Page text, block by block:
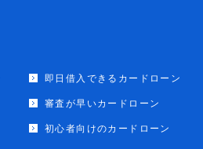
即日借入できるカードローン
審査が早いカードローン
初心者向けのカードローン